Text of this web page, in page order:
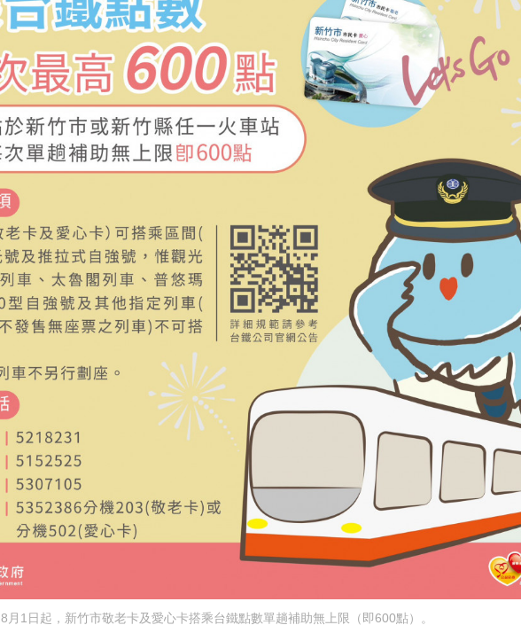
8月1日起，新竹市敬老卡及愛心卡搭乘台鐵點數單趟補助無上限（即600點）。